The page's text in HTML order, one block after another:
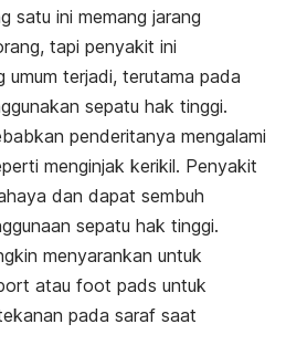
satu ini memang jarang
tapi penyakit ini
umum terjadi, terutama pada
sepatu hak tinggi.
penderitanya mengalami
menginjak kerikil. Penyakit
dan dapat sembuh
sepatu hak tinggi.
menyarankan untuk
atau foot pads untuk
pada saraf saat